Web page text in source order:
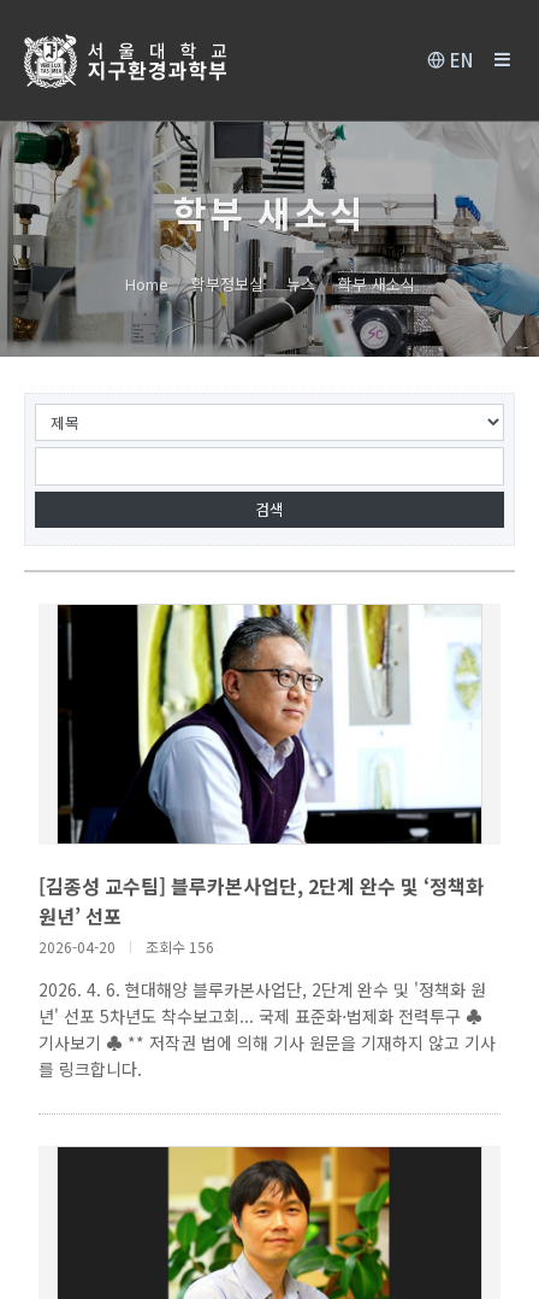
EN
학부 새소식
Home 학부정보실 뉴스 학부 새소식
[김종성 교수팀] 블루카본사업단, 2단계 완수 및 ‘정책화
원년’ 선포
2026-04-20 l 조회수 156
2026. 4. 6. 현대해양 블루카본사업단, 2단계 완수 및 '정책화 원
년' 선포 5차년도 착수보고회... 국제 표준화⋅법제화 전력투구 ♣
기사보기 ♣ ** 저작권 법에 의해 기사 원문을 기재하지 않고 기사
를 링크합니다.